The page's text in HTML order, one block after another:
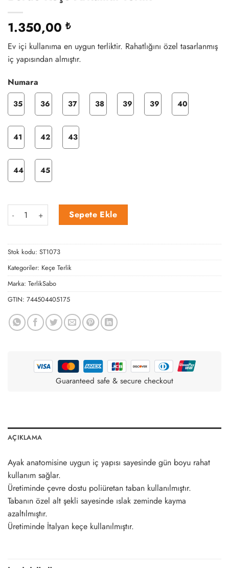
1.350,00 ₺
Ev içi kullanıma en uygun terliktir. Rahatlığını özel tasarlanmış
iç yapısından almıştır.
Numara
35 36 37 38 39 39 40
41 42 43
44 45
Bordo Keçe Arkalıklı Terlik adet
Sepete Ekle
Stok kodu: ST1073
Kategoriler: Keçe Terlik
Marka: TerlikSabo
GTIN: 744504405175
Guaranteed safe & secure checkout
AÇIKLAMA
Ayak anatomisine uygun iç yapısı sayesinde gün boyu rahat
kullanım sağlar.
Üretiminde çevre dostu poliüretan taban kullanılmıştır.
Tabanın özel alt şekli sayesinde ıslak zeminde kayma
azaltılmıştır.
Üretiminde İtalyan keçe kullanılmıştır.